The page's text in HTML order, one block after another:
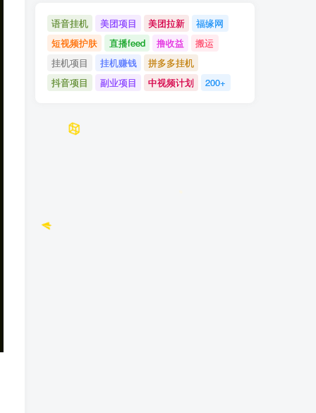
语音挂机 美团项目 美团拉新
福缘网
短视频护肤
直播feed 撸收益
搬运
挂机项目
挂机赚钱
拼多多挂机
抖音项目
副业项目 中视频计划 200+